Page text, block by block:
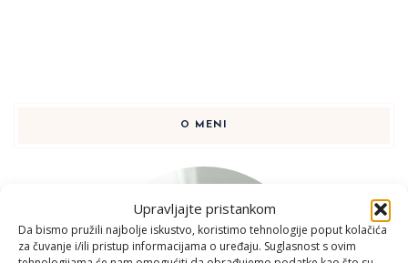
Upravljajte pristankom
Da bismo pružili najbolje iskustvo, koristimo tehnologije poput kolačića
za čuvanje i/ili pristup informacijama o uređaju. Suglasnost s ovim
O MENI